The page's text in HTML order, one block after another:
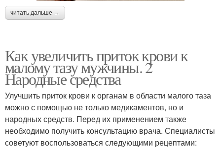
читать дальше →
Как увеличить приток крови к
малому тазу мужчины. 2
Народные средства
Улучшить приток крови к органам в области малого таза
можно с помощью не только медикаментов, но и
народных средств. Перед их применением также
необходимо получить консультацию врача. Специалисты
советуют воспользоваться следующими рецептами: